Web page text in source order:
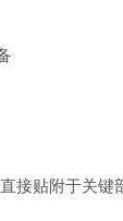
接贴附于关键